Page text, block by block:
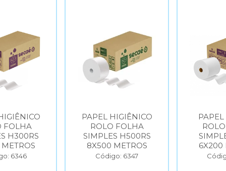
FOLHA
H300RS
6346
PAPEL HIGIÊNICO
ROLO FOLHA
SIMPLES H500RS
8X500 METROS
Código: 6347
6X200